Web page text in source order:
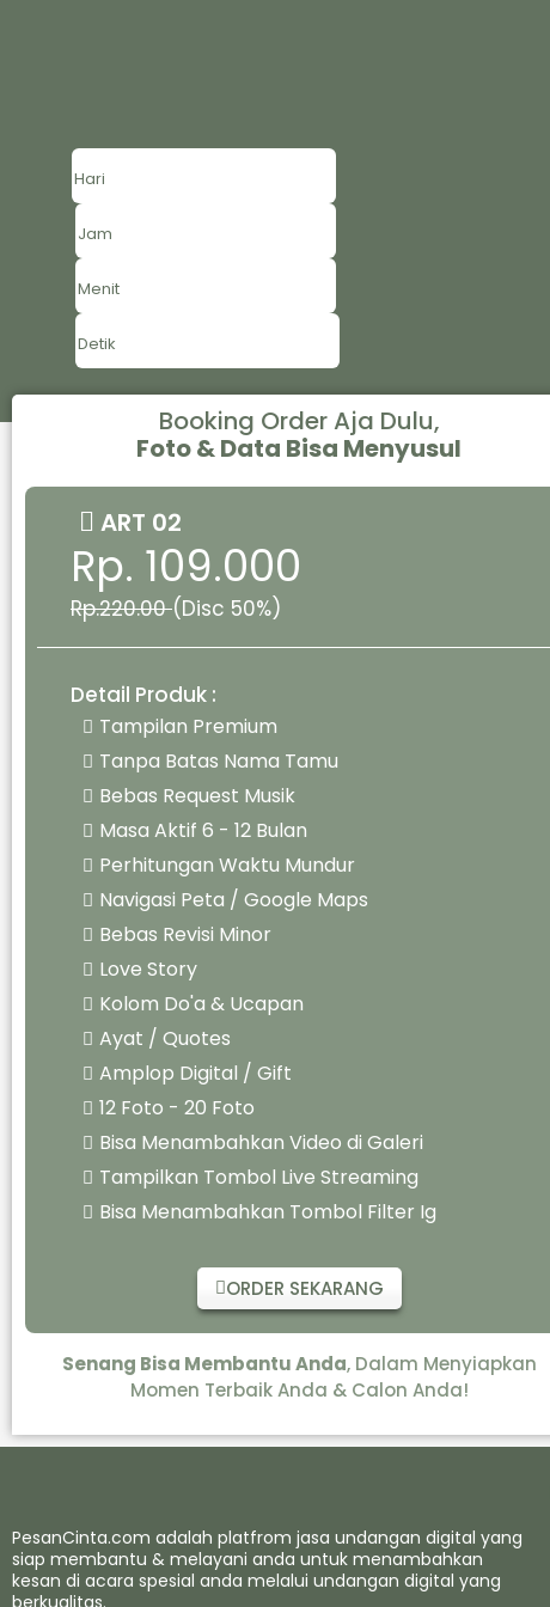
Hari
Jam
Menit
Detik
Booking Order Aja Dulu,
Foto & Data Bisa Menyusul
ART 02
Rp. 109.000
Rp.220.00(Disc 50%)
Detail Produk :
Tampilan Premium
Tanpa Batas Nama Tamu
Bebas Request Musik
Masa Aktif 6 - 12 Bulan
Perhitungan Waktu Mundur
Navigasi Peta / Google Maps
Bebas Revisi Minor
Love Story
Kolom Do'a & Ucapan
Ayat / Quotes
Amplop Digital / Gift
12 Foto - 20 Foto
Bisa Menambahkan Video di Galeri
Tampilkan Tombol Live Streaming
Bisa Menambahkan Tombol Filter Ig
ORDER SEKARANG
Senang Bisa Membantu Anda, Dalam Menyiapkan
Momen Terbaik Anda & Calon Anda!
PesanCinta.com adalah platfrom jasa undangan digital yang
siap membantu & melayani anda untuk menambahkan
kesan di acara spesial anda melalui undangan digital yang
berkualitas.